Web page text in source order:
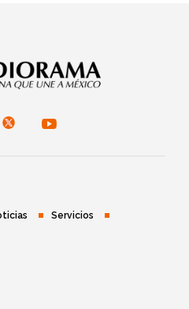
Servicios